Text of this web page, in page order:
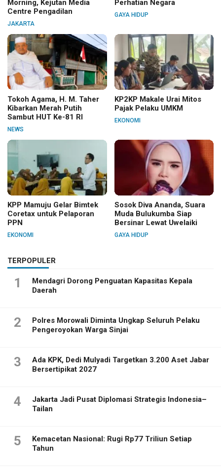
Morning, Kejutan Media
Centre Pengadilan
JAKARTA
Perhatian Negara
GAYA HIDUP
Tokoh Agama, H. M. Taher
Kibarkan Merah Putih
Sambut HUT Ke-81 RI
NEWS
KP2KP Makale Urai Mitos
Pajak Pelaku UMKM
EKONOMI
KPP Mamuju Gelar Bimtek
Coretax untuk Pelaporan
PPN
EKONOMI
Sosok Diva Ananda, Suara
Muda Bulukumba Siap
Bersinar Lewat Uwelaiki
GAYA HIDUP
TERPOPULER
1
Mendagri Dorong Penguatan Kapasitas Kepala
Daerah
2
Polres Morowali Diminta Ungkap Seluruh Pelaku
Pengeroyokan Warga Sinjai
3
Ada KPK, Dedi Mulyadi Targetkan 3.200 Aset Jabar
Bersertipikat 2027
4
Jakarta Jadi Pusat Diplomasi Strategis Indonesia–
Tailan
5
Kemacetan Nasional: Rugi Rp77 Triliun Setiap
Tahun